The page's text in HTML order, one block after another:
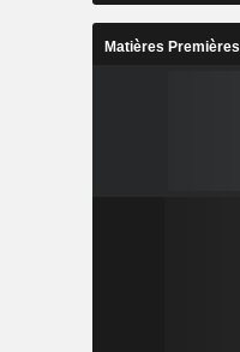
Matières Premières